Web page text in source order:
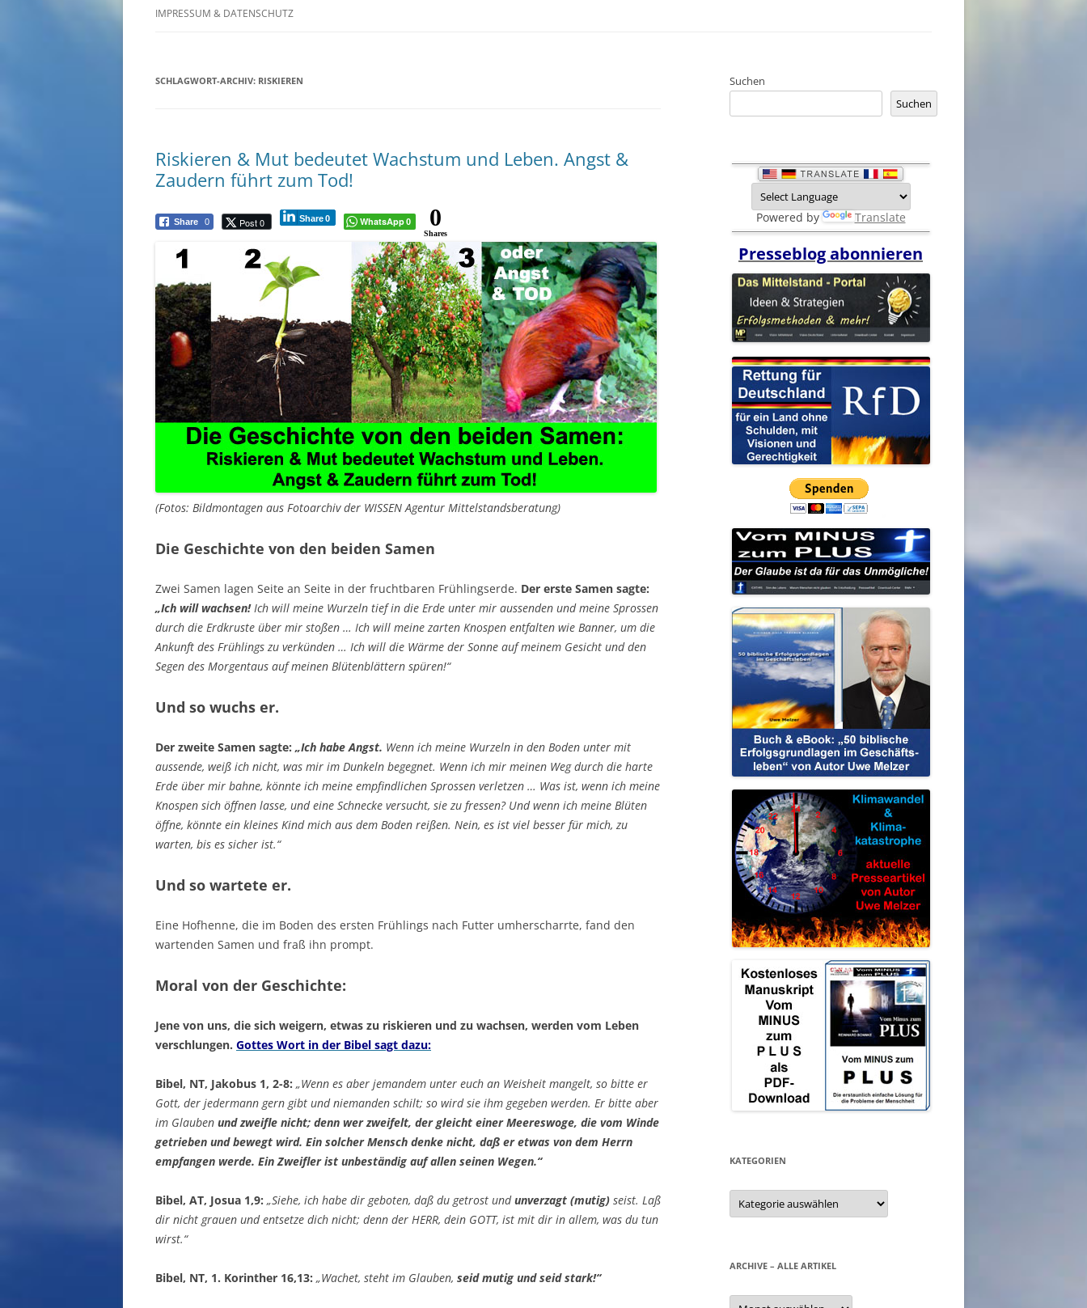
IMPRESSUM & DATENSCHUTZ
SCHLAGWORT-ARCHIV: RISKIEREN
Riskieren & Mut bedeutet Wachstum und Leben. Angst &
Zaudern führt zum Tod!
Share 0 Post 0 Share0 WhatsApp0 0
Shares
(Fotos: Bildmontagen aus Fotoarchiv der WISSEN Agentur Mittelstandsberatung)
Die Geschichte von den beiden Samen
Zwei Samen lagen Seite an Seite in der fruchtbaren Frühlingserde. Der erste Samen sagte:
„Ich will wachsen!Ich will meine Wurzeln tief in die Erde unter mir aussenden und meine Sprossen
durch die Erdkruste über mir stoßen … Ich will meine zarten Knospen entfalten wie Banner, um die
Ankunft des Frühlings zu verkünden … Ich will die Wärme der Sonne auf meinem Gesicht und den
Segen des Morgentaus auf meinen Blütenblättern spüren!“
Und so wuchs er.
Der zweite Samen sagte: „Ich habe Angst. Wenn ich meine Wurzeln in den Boden unter mit
aussende, weiß ich nicht, was mir im Dunkeln begegnet. Wenn ich mir meinen Weg durch die harte
Erde über mir bahne, könnte ich meine empfindlichen Sprossen verletzen … Was ist, wenn ich meine
Knospen sich öffnen lasse, und eine Schnecke versucht, sie zu fressen? Und wenn ich meine Blüten
öffne, könnte ein kleines Kind mich aus dem Boden reißen. Nein, es ist viel besser für mich, zu
warten, bis es sicher ist.“
Und so wartete er.
Eine Hofhenne, die im Boden des ersten Frühlings nach Futter umherscharrte, fand den
wartenden Samen und fraß ihn prompt.
Moral von der Geschichte:
Jene von uns, die sich weigern, etwas zu riskieren und zu wachsen, werden vom Leben
verschlungen. Gottes Wort in der Bibel sagt dazu:
Bibel, NT, Jakobus 1, 2-8: „Wenn es aber jemandem unter euch an Weisheit mangelt, so bitte er
Gott, der jedermann gern gibt und niemanden schilt; so wird sie ihm gegeben werden. Er bitte aber
im Glauben und zweifle nicht; denn wer zweifelt, der gleicht einer Meereswoge, die vom Winde
getrieben und bewegt wird. Ein solcher Mensch denke nicht, daß er etwas von dem Herrn
empfangen werde. Ein Zweifler ist unbeständig auf allen seinen Wegen.“
Bibel, AT, Josua 1,9: „Siehe, ich habe dir geboten, daß du getrost undunverzagt (mutig) seist. Laß
dir nicht grauen und entsetze dich nicht; denn der HERR, dein GOTT, ist mit dir in allem, was du tun
wirst.“
Bibel, NT, 1. Korinther 16,13: „Wachet, steht im Glauben, seid mutig und seid stark!“
Suchen
Suchen
Powered by Translate
Presseblog abonnieren
KATEGORIEN
Kategorien
ARCHIVE – ALLE ARTIKEL
Archive